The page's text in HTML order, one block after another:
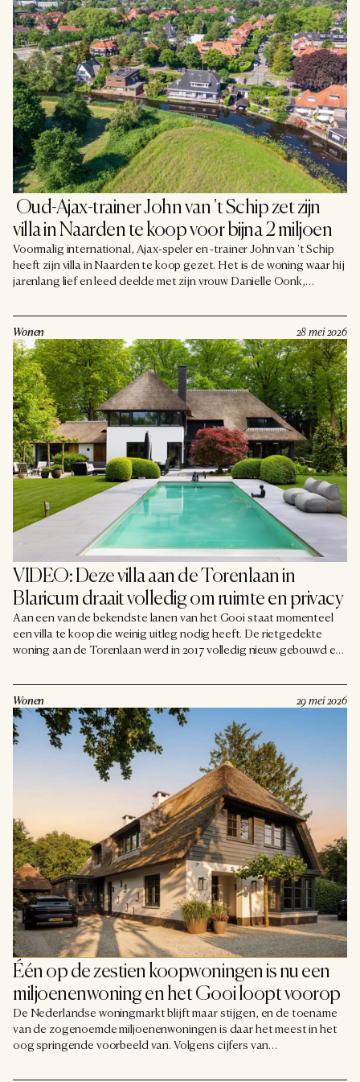
villa in Naarden te koop voor bijna 2 miljoen
Voormalig international, Ajax-speler en -trainer John van 't Schip
heeft zijn villa in Naarden te koop gezet. Het is de woning waar hij
jarenlang lief en leed deelde met zijn vrouw Danielle Oonk,
De vraagprijs voor de villa aan de Thierensweg bedraagt €
1.975.000. Voor Van 't Schip betekent de verkoop het sluiten van
een belangrijk en emotioneel hoofdstuk.
Wonen 28 mei 2026
VIDEO: Deze villa aan de Torenlaan in
Blaricum draait volledig om ruimte en privacy
Aan een van de bekendste lanen van het Gooi staat momenteel
een villa te koop die weinig uitleg nodig heeft. De rietgedekte
woning aan de Torenlaan werd in 2017 volledig nieuw gebouwd en
volwassen groen en een afgesloten entree.
Wonen 29 mei 2026
Één op de zestien koopwoningen is nu een
miljoenenwoning en het Gooi loopt voorop
De Nederlandse woningmarkt blijft maar stijgen, en de toename
van de zogenoemde miljoenenwoningen is daar het meest in het
oog springende voorbeeld van. Volgens cijfers van
koopwoningen in Nederland inmiddels een miljoen euro of meer